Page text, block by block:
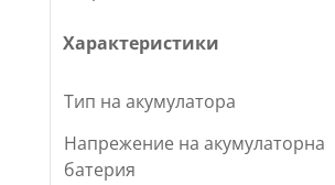
Характеристики
Тип на акумулатора
Напрежение на акумулаторна
батерия